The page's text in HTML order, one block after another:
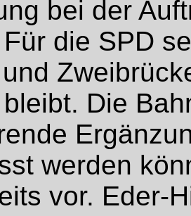
bei der
die SPD
Die
werden
vor. Eder-